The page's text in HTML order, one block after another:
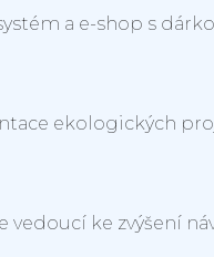
a e-shop s
ekologických
vedoucí ke zvýšení